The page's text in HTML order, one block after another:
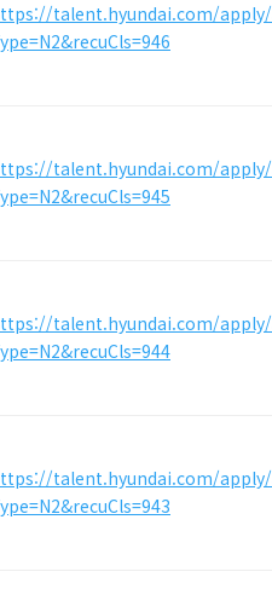
talent.hyundai.com/apply/
talent.hyundai.com/apply/
talent.hyundai.com/apply/
talent.hyundai.com/apply/